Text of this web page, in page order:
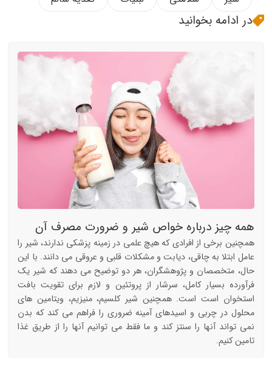
در ادامه بخوانید
همه چیز درباره خواص شیر و ضرورت مصرف آن
همچنین برخی از افرادی که هیچ علمی در زمینه پزشکی ندارند، شیر را
عامل ابتلا به چاقی، دیابت و مشکلات قلبی و عروقی می دانند. با این
حال، متخصصان و پژوهشگران، هر دو توضیح می دهند که شیر یک
فرآورده بسیار کامل، سرشار از پروتئین و لازم برای تقویت بافت
استخوان است است. همچنین شیر کلسیم، منیزیم، ویتامین های
محلول در چربی و اسیدهای آمینه ضروری را فراهم می کند که بدن
نمی تواند آن‎ها را سنتز کند و ما فقط می توانیم آنها را از طریق غذا
تامین کنیم.